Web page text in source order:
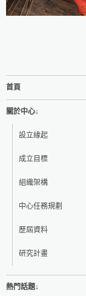
首頁
關於中心↓
設立緣起
成立目標
組織架構
中心任務規劃
歷屆資料
研究計畫
熱門話題↓